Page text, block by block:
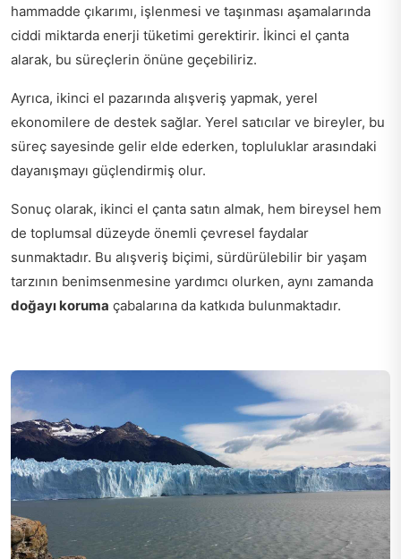
hammadde çıkarımı, işlenmesi ve taşınması aşamalarında
ciddi miktarda enerji tüketimi gerektirir. İkinci el çanta
alarak, bu süreçlerin önüne geçebiliriz.
Ayrıca, ikinci el pazarında alışveriş yapmak, yerel
ekonomilere de destek sağlar. Yerel satıcılar ve bireyler, bu
süreç sayesinde gelir elde ederken, topluluklar arasındaki
dayanışmayı güçlendirmiş olur.
Sonuç olarak, ikinci el çanta satın almak, hem bireysel hem
de toplumsal düzeyde önemli çevresel faydalar
sunmaktadır. Bu alışveriş biçimi, sürdürülebilir bir yaşam
tarzının benimsenmesine yardımcı olurken, aynı zamanda
doğayı koruma çabalarına da katkıda bulunmaktadır.